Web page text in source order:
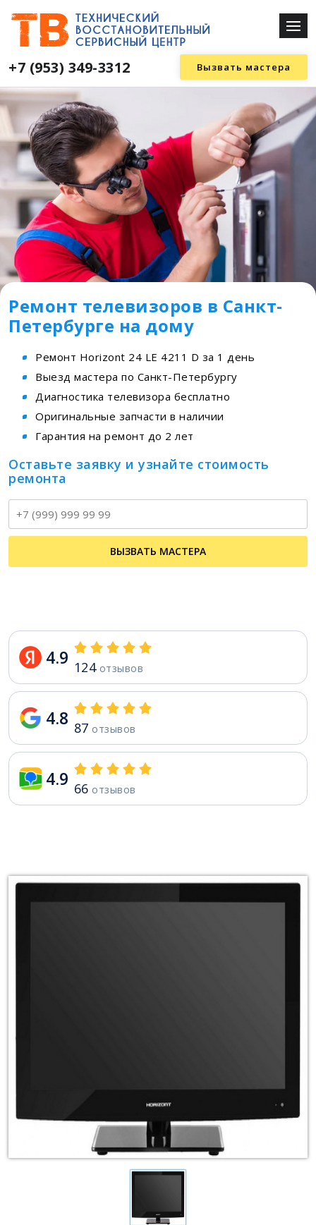
+7 (953) 349-3312 Вызвать мастера
Ремонт телевизоров в Санкт-
Петербурге на дому
Ремонт Horizont 24 LE 4211 D за 1 день
Выезд мастера по Санкт-Петербургу
Диагностика телевизора бесплатно
Оригинальные запчасти в наличии
Гарантия на ремонт до 2 лет
Оставьте заявку и узнайте стоимость
ремонта
ВЫЗВАТЬ МАСТЕРА
4.9 124отзывов
4.8 87 отзывов
4.9 66 отзывов